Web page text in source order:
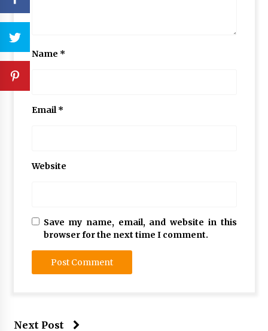
Name *
Email*
Website
Save my name, email, and website in this
browser for the next time I comment.
Next Post